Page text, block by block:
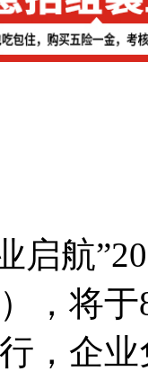
启航
，将
，企